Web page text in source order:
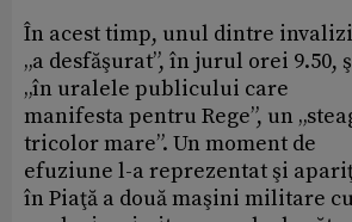
În acest timp, unul dintre invalizi
„a desfăşurat”, în jurul orei 9.50,
„în uralele publicului care
manifesta pentru Rege”, un
tricolor mare”. Un moment de
efuziune l-a reprezentat şi
în Piaţă a două maşini militare cu